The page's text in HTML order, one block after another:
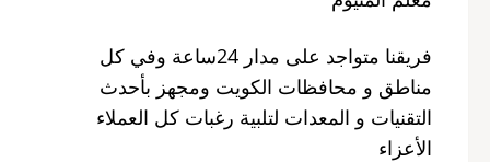
فريقنا متواجد على مدار 24ساعة وفي كل
مناطق و محافظات الكويت ومجهز بأحدث
التقنيات و المعدات لتلبية رغبات كل العملاء
الأعزاء